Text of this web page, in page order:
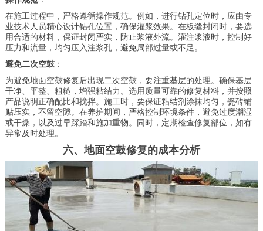
在施工过程中，严格遵循操作规范。例如，进行钻孔定位时，应由专
业技术人员精心设计钻孔位置，确保灌浆效果。在板缝封闭时，要选
用合适的材料，保证封闭严实，防止浆液外流。灌注浆液时，控制好
压力和流量，均匀压入注浆孔，避免局部过量或不足。
避免二次空鼓：
为避免地面空鼓修复后出现二次空鼓，要注重基层的处理。确保基层
干净、平整、粗糙，增强粘结力。选用质量可靠的修复材料，并按照
产品说明正确配比和搅拌。施工时，要保证粘结剂涂抹均匀，瓷砖铺
贴压实，不留空隙。在养护期间，严格控制环境条件，避免过度潮湿
或干燥，以及过早踩踏和施加重物。同时，定期检查修复部位，如有
异常及时处理。
六、地面空鼓修复的成本分析